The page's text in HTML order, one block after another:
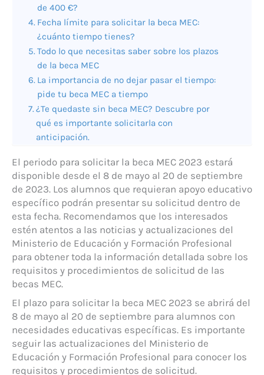
de 400 €?
Fecha límite para solicitar la beca MEC:
¿cuánto tiempo tienes?
Todo lo que necesitas saber sobre los plazos
de la beca MEC
La importancia de no dejar pasar el tiempo:
pide tu beca MEC a tiempo
¿Te quedaste sin beca MEC? Descubre por
qué es importante solicitarla con
anticipación.
El periodo para solicitar la beca MEC 2023 estará
disponible desde el 8 de mayo al 20 de septiembre
de 2023. Los alumnos que requieran apoyo educativo
específico podrán presentar su solicitud dentro de
esta fecha. Recomendamos que los interesados
estén atentos a las noticias y actualizaciones del
Ministerio de Educación y Formación Profesional
para obtener toda la información detallada sobre los
requisitos y procedimientos de solicitud de las
becas MEC.
El plazo para solicitar la beca MEC 2023 se abrirá del
8 de mayo al 20 de septiembre para alumnos con
necesidades educativas específicas. Es importante
seguir las actualizaciones del Ministerio de
Educación y Formación Profesional para conocer los
requisitos y procedimientos de solicitud.